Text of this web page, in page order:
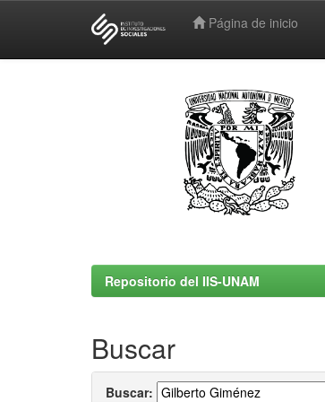
Página de inicio
Repositorio del IIS-UNAM
Buscar
Buscar: